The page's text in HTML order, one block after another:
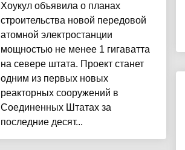
Хоукул объявила о планах
строительства новой передовой
атомной электростанции
мощностью не менее 1 гигаватта
на севере штата. Проект станет
одним из первых новых
реакторных сооружений в
Соединенных Штатах за
последние десят...